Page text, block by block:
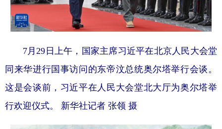
7月29日上午，国家主席习近平在北京人民大会堂
同来华进行国事访问的东帝汶总统奥尔塔举行会谈。
这是会谈前，习近平在人民大会堂北大厅为奥尔塔举
行欢迎仪式。 新华社记者 张领 摄